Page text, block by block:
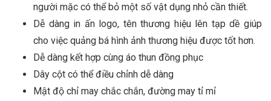
người mặc có thể bỏ một số vật dụng nhỏ cần thiết.
Dễ dàng in ấn logo, tên thương hiệu lên tạp dề giúp
cho việc quảng bá hình ảnh thương hiệu được tốt hơn.
Dễ dàng kết hợp cùng áo thun đồng phục
Dây cột có thể điều chỉnh dễ dàng
Mật độ chỉ may chắc chắn, đường may tỉ mỉ